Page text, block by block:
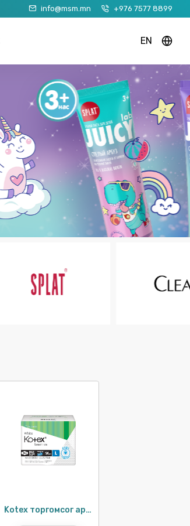
info@msm.mn +976 7577 8899
EN
Kotex торгомсог ариун цэврийн хэрэглэл 29см / 14ш